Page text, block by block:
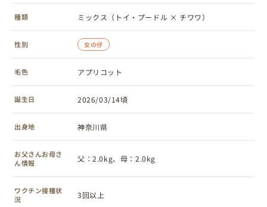
種類 ミックス（トイ・プードル × チワワ）
性別 女の仔
毛色 アプリコット
誕生日 2026/03/14頃
出身地 神奈川県
お父さんお母さ
ん情報
父：2.0kg、母：2.0kg
ワクチン接種状
況
3回以上